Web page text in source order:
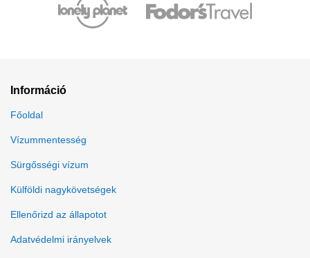
Információ
Főoldal
Vízummentesség
Sürgősségi vízum
Külföldi nagykövetségek
Ellenőrizd az állapotot
Adatvédelmi irányelvek